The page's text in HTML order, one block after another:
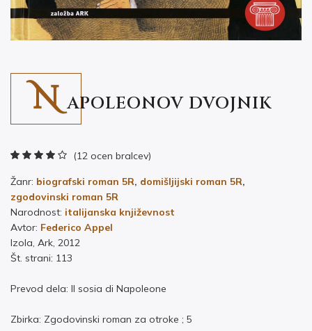
N APOLEONOV DVOJNIK
(12 ocen bralcev)
Žanr: biografski roman 5R, domišljijski roman 5R,
zgodovinski roman 5R
Narodnost: italijanska književnost
Avtor: Federico Appel
Izola, Ark, 2012
Št. strani: 113
Prevod dela: Il sosia di Napoleone
Zbirka: Zgodovinski roman za otroke ; 5